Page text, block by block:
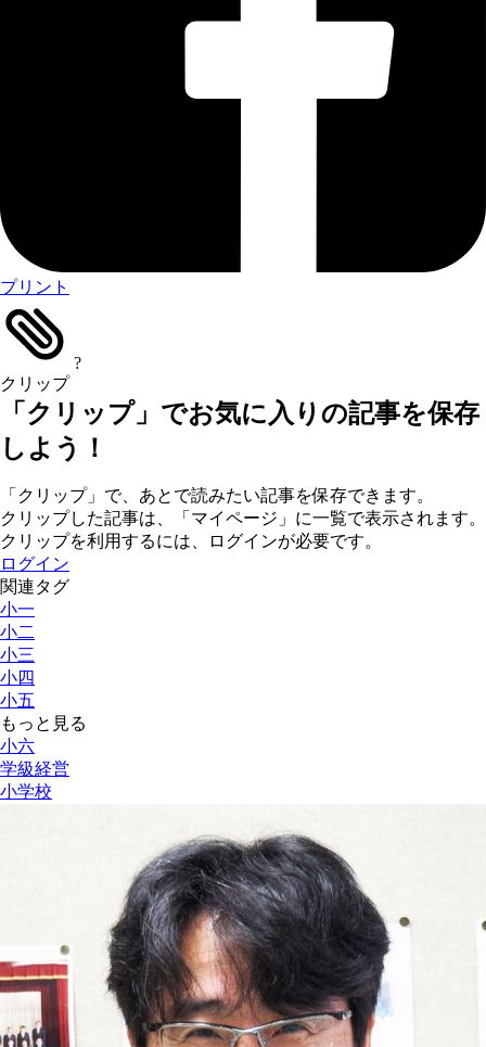
プリント
クリップ
?
「クリップ」でお気に入りの記事を保存
しよう！
「クリップ」で、あとで読みたい記事を保存できます。
クリップした記事は、「マイページ」に一覧で表示されます。
クリップを利用するには、ログインが必要です。
ログイン
関連タグ
小一
小二
小三
小四
小五
もっと見る
小六
学級経営
小学校